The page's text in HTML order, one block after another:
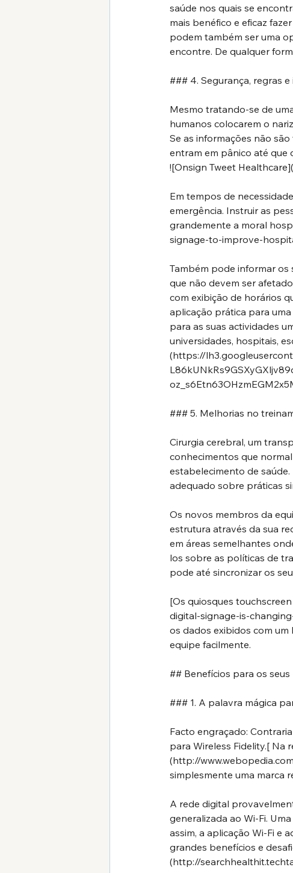
saúde nos quais se
mais benéfico e eficaz
podem também ser uma
encontre. De qualquer
### 4. Segurança, regras
Mesmo tratando-se de
humanos colocarem o
Se as informações não
entram em pânico até que
![Onsign Tweet Healthcare](
Em tempos de
emergência. Instruir as
grandemente a moral
signage-to-improve-
Também pode informar
que não devem ser
com exibição de horários
aplicação prática para
para as suas actividades
universidades, hospitais,
(https://
### 5. Melhorias no
Cirurgia cerebral, um
conhecimentos que
estabelecimento de
adequado sobre práticas
Os novos membros da
estrutura através da sua
em áreas semelhantes
los sobre as políticas de
pode até sincronizar os
[Os quiosques
digital-signage-is-
os dados exibidos com
equipe facilmente.
## Benefícios para os
### 1. A palavra mágica
Facto engraçado:
para Wireless Fidelity.[ Na
(http://
simplesmente uma marca
A rede digital
generalizada ao Wi-Fi.
assim, a aplicação Wi-Fi e
grandes benefícios e
(http://